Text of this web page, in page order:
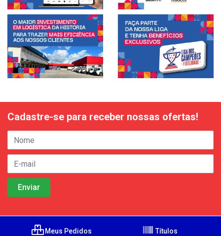
Cadastre-se para receber nossas ofertas!
Meus Pedidos Títulos